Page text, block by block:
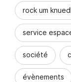
rock um
service
société
évènements